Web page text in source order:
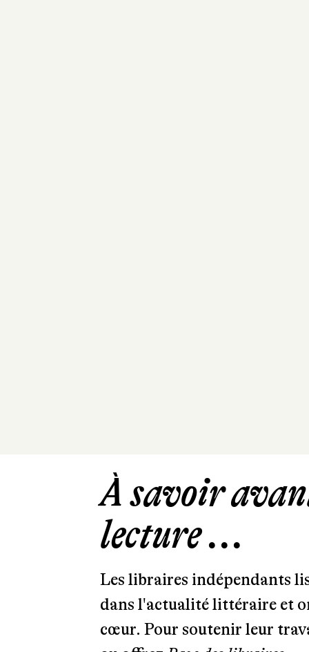
À savoir
lecture ...
Les libraires indépendants
dans l'actualité littéraire et
cœur. Pour soutenir leur